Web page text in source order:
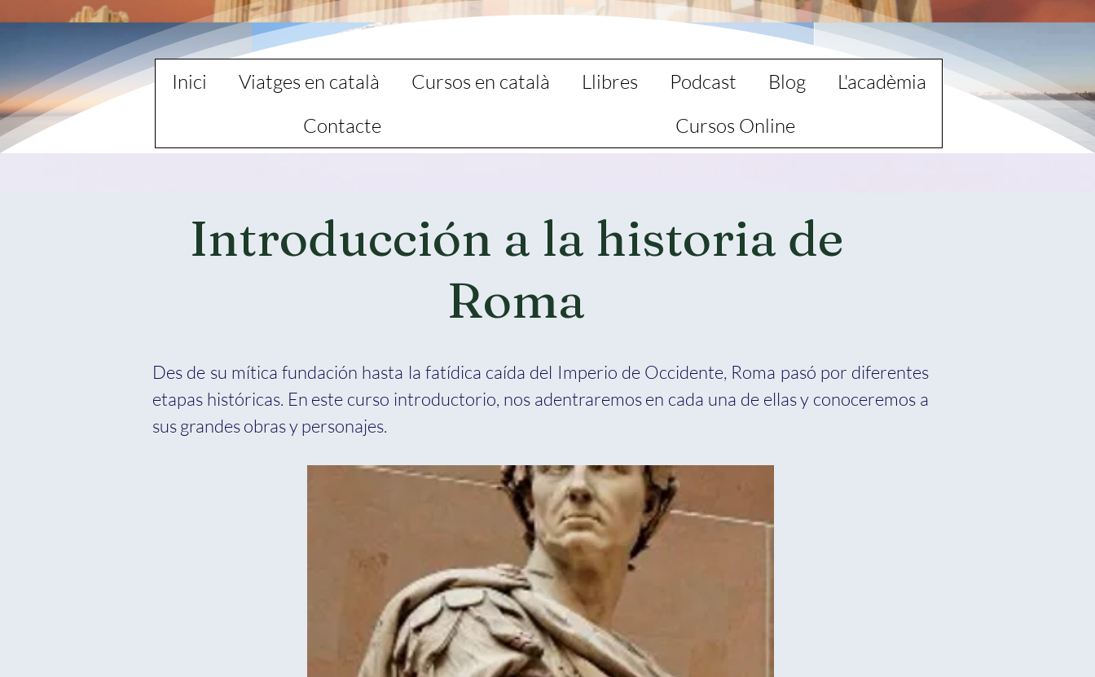
Inici Viatges en català Cursos en català Llibres Podcast Blog
L'acadèmia
Contacte
Cursos Online
Introducción a la historia de
Roma
Des de su mítica fundación hasta la fatídica caída del Imperio de Occidente, Roma pasó por diferentes
etapas históricas. En este curso introductorio, nos adentraremos en cada una de ellas y conoceremos a
sus grandes obras y personajes.